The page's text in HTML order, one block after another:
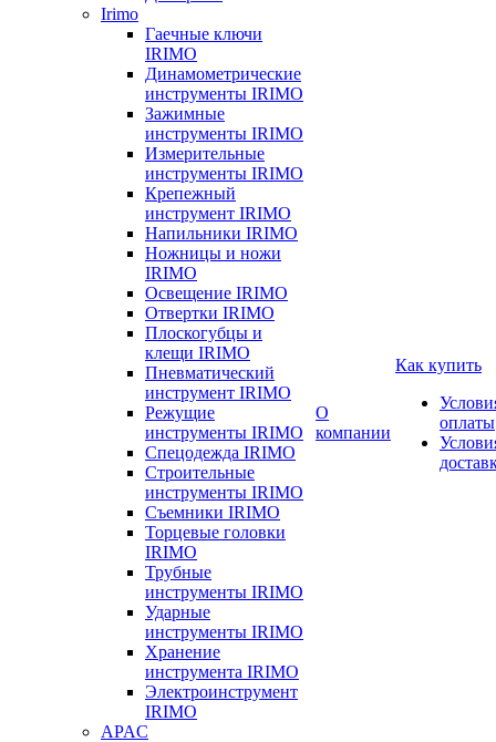
Irimo
Гаечные ключи
IRIMO
Динамометрические
инструменты IRIMO
Зажимные
инструменты IRIMO
Измерительные
инструменты IRIMO
Крепежный
инструмент IRIMO
Напильники IRIMO
Ножницы и ножи
IRIMO
Освещение IRIMO
Отвертки IRIMO
Плоскогубцы и
клещи IRIMO
Пневматический
инструмент IRIMO
Режущие
инструменты IRIMO
Спецодежда IRIMO
Строительные
инструменты IRIMO
Съемники IRIMO
Торцевые головки
IRIMO
Трубные
инструменты IRIMO
Ударные
инструменты IRIMO
Хранение
инструмента IRIMO
Электроинструмент
IRIMO
APAC
О
компании
Как купить
оплаты